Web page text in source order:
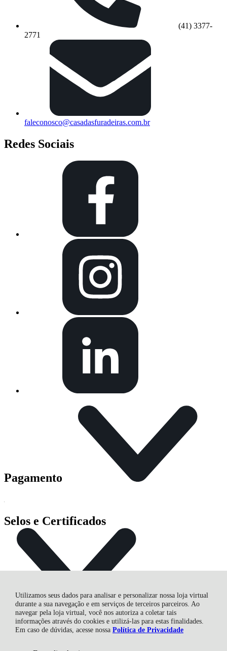
Utilizamos seus dados para analisar e personalizar nossa loja virtual
durante a sua navegação e em serviços de terceiros parceiros. Ao
navegar pela loja virtual, você nos autoriza a coletar tais
informações através do cookies e utilizá-las para estas finalidades.
Em caso de dúvidas, acesse nossa Política de Privacidade
(41) 3377-
2771
faleconosco@casadasfuradeiras.com.br
Redes Sociais
Pagamento
Selos e Certificados